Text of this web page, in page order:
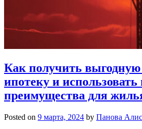
Как получить
ипотеку и использовать
преимущества для
Posted on 9 марта, 2024 by Панова